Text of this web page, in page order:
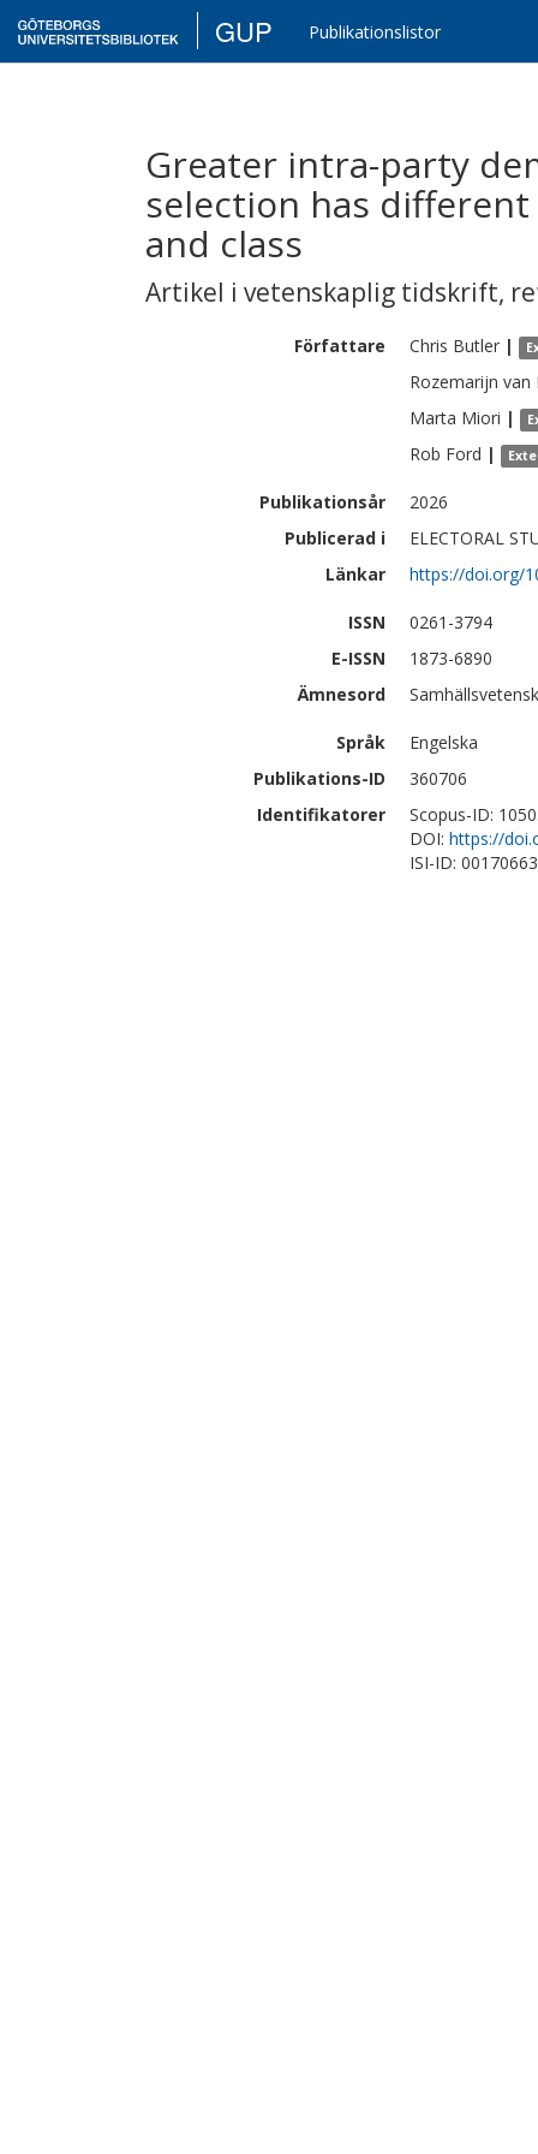
GUP Publikationslistor
Greater intra-party
selection has
and class
Artikel i vetenskaplig tidskrift,
Författare Chris Butler |
Rozemarijn van
Marta Miori |
Rob Ford |
Publikationsår
2026
Publicerad i
ELECTORAL
Länkar
https://doi.org/
ISSN
0261-3794
E-ISSN
1873-6890
Ämnesord
Språk
Engelska
Publikations-ID
360706
Identifikatorer
Scopus-ID:
DOI: https://
ISI-ID: